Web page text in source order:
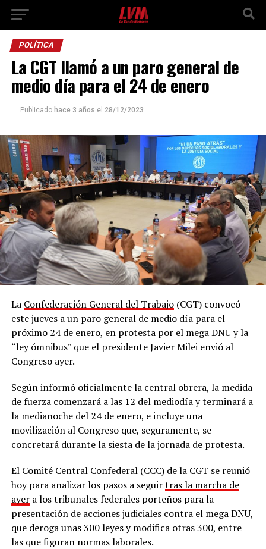
POLÍTICA
La CGT llamó a un paro general de
medio día para el 24 de enero
Publicado hace 3 años el 28/12/2023
La Confederación General del Trabajo(CGT) convocó
este jueves a un paro general de medio día para el
próximo 24 de enero, en protesta por el mega DNU y la
“ley ómnibus” que el presidente Javier Milei envió al
Congreso ayer.
Según informó oficialmente la central obrera, la medida
de fuerza comenzará a las 12 del mediodía y terminará a
la medianoche del 24 de enero, e incluye una
movilización al Congreso que, seguramente, se
concretará durante la siesta de la jornada de protesta.
El Comité Central Confederal (CCC) de la CGT se reunió
hoy para analizar los pasos a seguirtras la marcha de
ayera los tribunales federales porteños para la
presentación de acciones judiciales contra el mega DNU,
que deroga unas 300 leyes y modifica otras 300, entre
las que figuran normas laborales.